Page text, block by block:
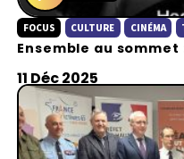
P
l
a
y
FOCUS CULTURE CINÉMA
Ensemble au
11 Déc 2025